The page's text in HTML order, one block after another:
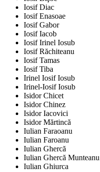
Iosif Diac
Iosif Enasoae
Iosif Gabor
Iosif Iacob
Iosif Irinel Iosub
Iosif Răchiteanu
Iosif Tamas
Iosif Tiba
Irinel Iosif Iosub
Irinel-Iosif Iosub
Isidor Chicet
Isidor Chinez
Isidor Iacovici
Isidor Mărtincă
Iulian Faraoanu
Iulian Faroanu
Iulian Ghercă
Iulian Ghercă Munteanu
Iulian Ghiurca